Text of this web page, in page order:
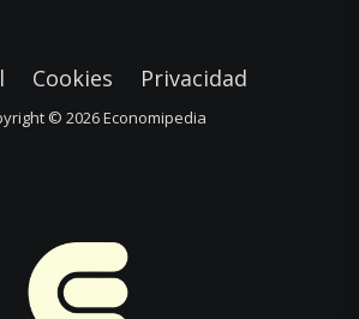
Cookies Privacidad
© 2026Economipedia